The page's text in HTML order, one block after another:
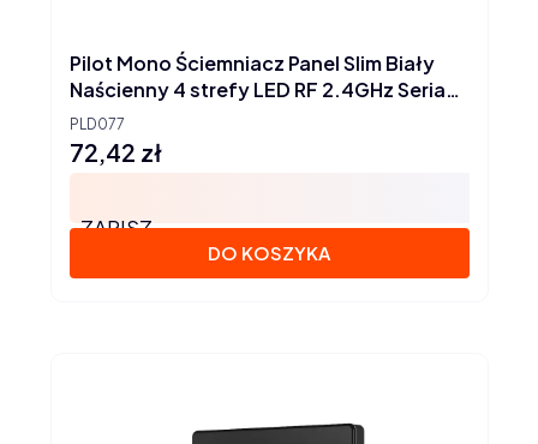
PLD077
Pilot Mono Ściemniacz Panel Slim Biały
Naścienny 4 strefy LED RF 2.4GHz Seria
SD
Cena
72,42 zł
ZAPISZ
DO KOSZYKA